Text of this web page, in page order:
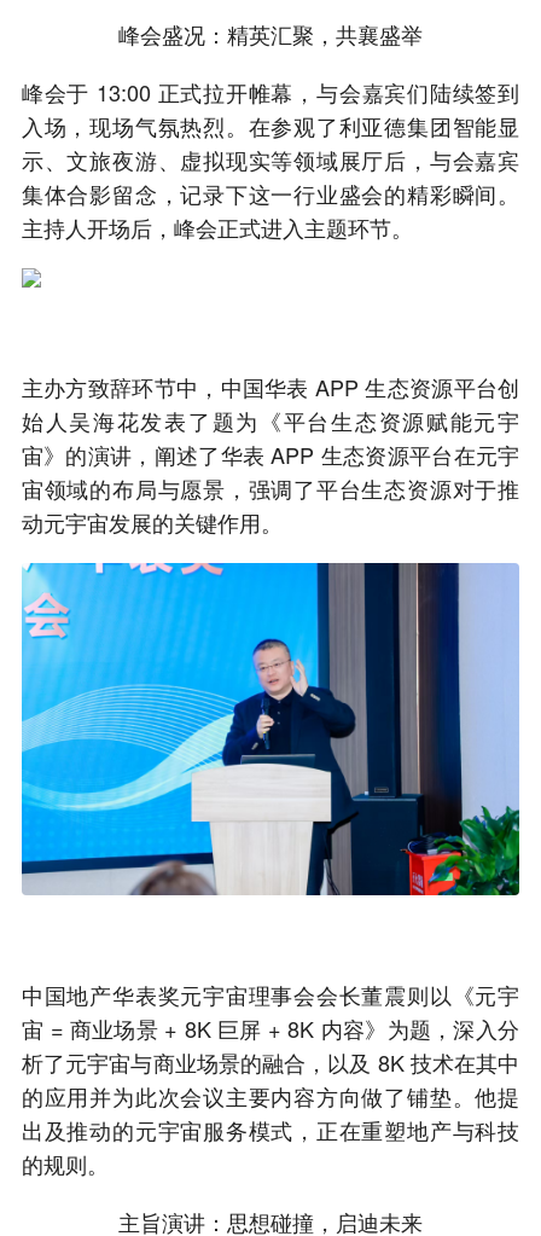
峰会盛况：精英汇聚，共襄盛举
峰会于 13:00 正式拉开帷幕，与会嘉宾们陆续签到
入场，现场气氛热烈。在参观了利亚德集团智能显
示、文旅夜游、虚拟现实等领域展厅后，与会嘉宾
集体合影留念，记录下这一行业盛会的精彩瞬间。
主持人开场后，峰会正式进入主题环节。
主办方致辞环节中，中国华表 APP 生态资源平台创
始人吴海花发表了题为《平台生态资源赋能元宇
宙》的演讲，阐述了华表 APP 生态资源平台在元宇
宙领域的布局与愿景，强调了平台生态资源对于推
动元宇宙发展的关键作用。
中国地产华表奖元宇宙理事会会长董震则以《元宇
宙 = 商业场景 + 8K 巨屏 + 8K 内容》为题，深入分
析了元宇宙与商业场景的融合，以及 8K 技术在其中
的应用并为此次会议主要内容方向做了铺垫。他提
出及推动的元宇宙服务模式，正在重塑地产与科技
的规则。
主旨演讲：思想碰撞，启迪未来